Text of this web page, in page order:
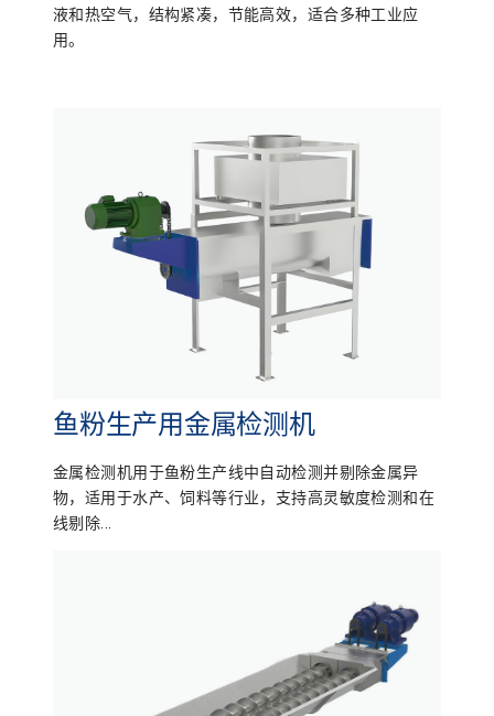
液和热空气，结构紧凑，节能高效，适合多种工业应
用。
鱼粉生产用金属检测机
金属检测机用于鱼粉生产线中自动检测并剔除金属异
物，适用于水产、饲料等行业，支持高灵敏度检测和在
线剔除...